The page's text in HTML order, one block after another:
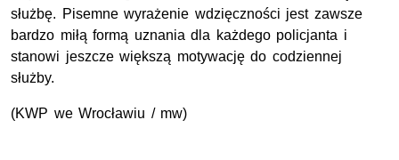
służbę. Pisemne wyrażenie wdzięczności jest zawsze
bardzo miłą formą uznania dla każdego policjanta i
stanowi jeszcze większą motywację do codziennej
służby.
(KWP we Wrocławiu / mw)